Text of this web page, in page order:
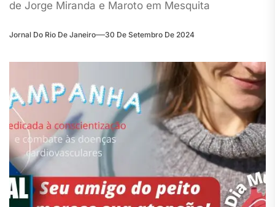
de Jorge Miranda e Maroto em Mesquita
Jornal Do Rio De Janeiro 30 De Setembro De 2024